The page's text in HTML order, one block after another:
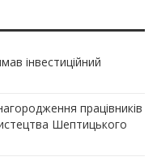
інвеcтиційний
працівників
Шептицького